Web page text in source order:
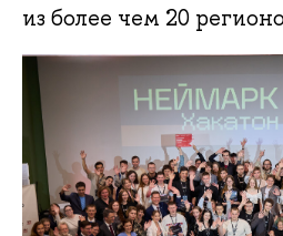
из более чем 20